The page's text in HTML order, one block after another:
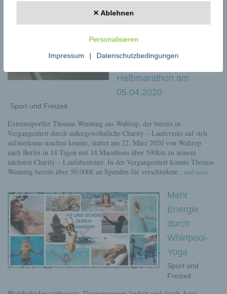
über 590km – zum
Halbmarathon am
05.04.2020
Sport und Freizeit
Extremsportler Thomas Wenning aus Waltrop, der bereits in
Vergangenheit durch außergewöhnliche Charity – Laufevents auf sich
aufmerksam machen konnte, startet am 22. März 2020 von Waltrop
nach Berlin in 14 Tagen mit 14 Marathons über 590km zu seinem
nächsten Charity – Laufabenteuer. In der Vergangenheit konnte Thomas
Wenning bereits über 50.000€ an Spenden für verschiedene ...read more
Mehr
Energie
durch
Whirlpool-
Yoga
Sport und
Freizeit
✕ Ablehnen
Personalisieren
Impressum | Datenschutzbedingungen